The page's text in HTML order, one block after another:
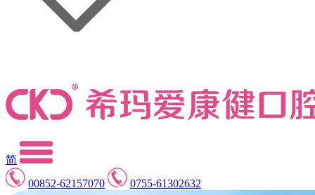
简
00852-62157070
0755-61302632